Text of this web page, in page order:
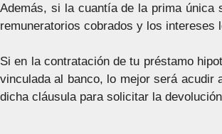
Además, si la cuantía de la prima única
remuneratorios cobrados y los intereses
Si en la contratación de tu préstamo
vinculada al banco, lo mejor será acudir
dicha cláusula para solicitar la